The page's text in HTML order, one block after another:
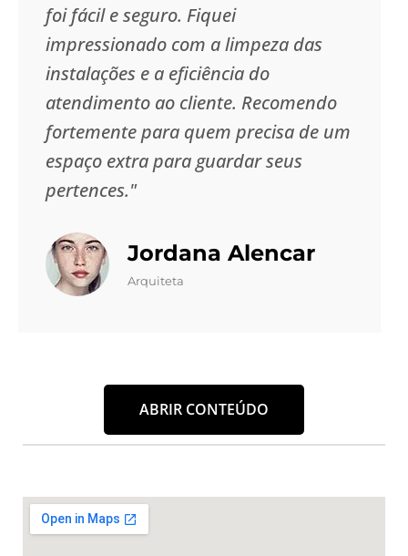
foi fácil e seguro. Fiquei
impressionado com a limpeza das
instalações e a eficiência do
atendimento ao cliente. Recomendo
fortemente para quem precisa de um
espaço extra para guardar seus
pertences."
Jordana Alencar
Arquiteta
ABRIR CONTEÚDO
armazenar seus bens. NaMasster Box, cada detalhe
é pensado para oferecer a melhor experiência no